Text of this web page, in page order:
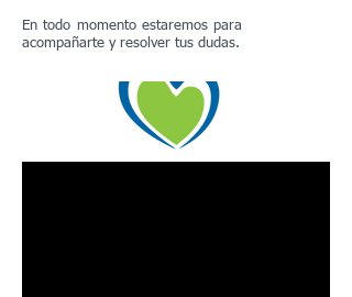
En todo momento estaremos para
acompañarte y resolver tus dudas.